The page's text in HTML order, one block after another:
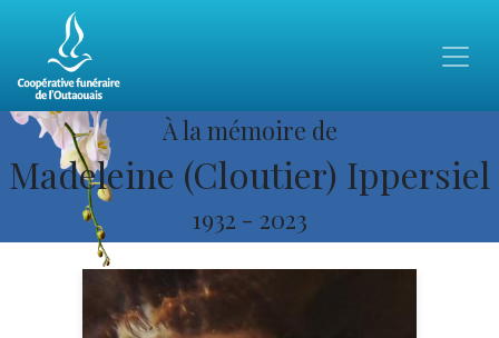
À la mémoire de
Madeleine (Cloutier) Ippersiel
1932 - 2023